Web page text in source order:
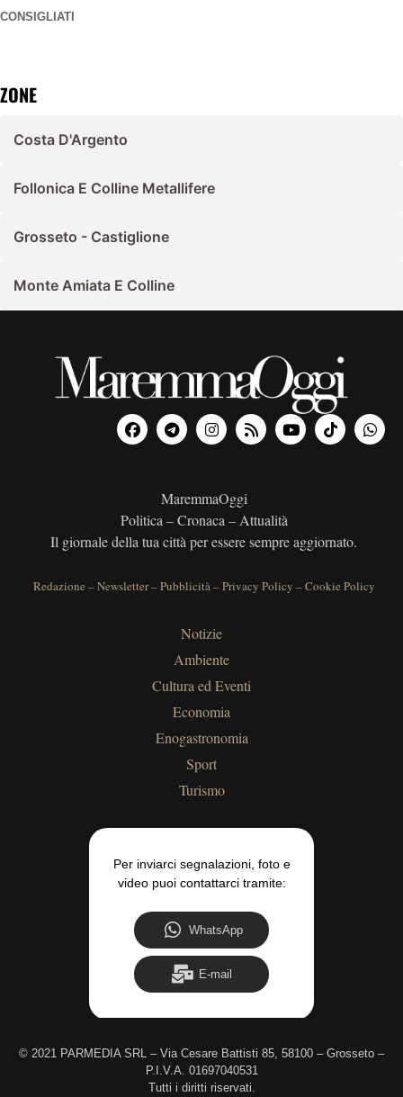
CONSIGLIATI
ZONE
Costa D'Argento
Follonica E Colline Metallifere
Grosseto - Castiglione
Monte Amiata E Colline
MaremmaOggi
Politica – Cronaca – Attualità
Il giornale della tua città per essere sempre aggiornato.
Redazione –Newsletter–Pubblicità–Privacy Policy –Cookie Policy
Notizie
Ambiente
Cultura ed Eventi
Economia
Enogastronomia
Sport
Turismo
Per inviarci segnalazioni, foto e
video puoi contattarci tramite:
WhatsApp
E-mail
© 2021 PARMEDIA SRL – Via Cesare Battisti 85, 58100 – Grosseto –
P.I.V.A. 01697040531
Tutti i diritti riservati.